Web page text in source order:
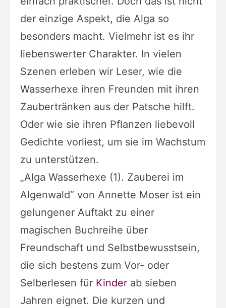
der einzige Aspekt, die Alga so
besonders macht. Vielmehr ist es ihr
liebenswerter Charakter. In vielen
Szenen erleben wir Leser, wie die
Wasserhexe ihren Freunden mit ihren
Zaubertränken aus der Patsche hilft.
Oder wie sie ihren Pflanzen liebevoll
Gedichte vorliest, um sie im Wachstum
zu unterstützen.
„Alga Wasserhexe (1). Zauberei im
Algenwald“ von Annette Moser ist ein
gelungener Auftakt zu einer
magischen Buchreihe über
Freundschaft und Selbstbewusstsein,
die sich bestens zum Vor- oder
Selberlesen für Kinder ab sieben
Jahren eignet. Die kurzen und